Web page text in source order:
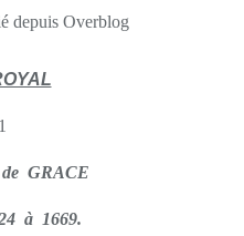
depuis Overblog
GRACE
à 1669.